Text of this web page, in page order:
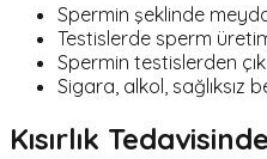
Spermin şeklinde
Testislerde sperm
Spermin testislerden
Sigara, alkol, sağlıksız
Kısırlık